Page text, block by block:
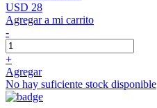
USD 28
Agregar a mi carrito
-
+
Agregar
No hay suficiente stock disponible